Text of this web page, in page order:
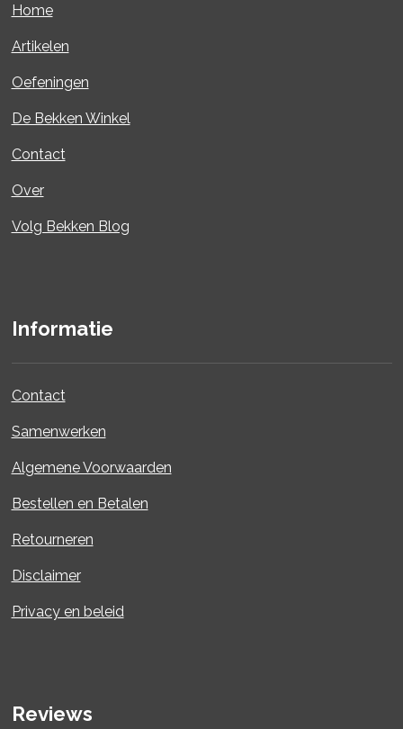
Home
Artikelen
Oefeningen
De Bekken Winkel
Contact
Over
Volg Bekken Blog
Informatie
Contact
Samenwerken
Algemene Voorwaarden
Bestellen en Betalen
Retourneren
Disclaimer
Privacy en beleid
Reviews